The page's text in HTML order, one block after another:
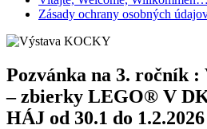
Zásady ochrany osobných
Pozvánka na 3. ročník
– zbierky LEGO® V
HÁJ od 30.1 do 1.2.2026